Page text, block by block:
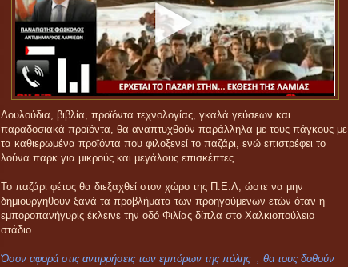
Λουλούδια, βιβλία, προϊόντα τεχνολογίας, γκαλά γεύσεων και
παραδοσιακά προϊόντα, θα αναπτυχθούν παράλληλα με τους πάγκους με
τα καθιερωμένα προϊόντα που φιλοξενεί το παζάρι, ενώ επιστρέφει το
λούνα παρκ για μικρούς και μεγάλους επισκέπτες.
Το παζάρι φέτος θα διεξαχθεί στον χώρο της Π.Ε.Λ, ώστε να μην
δημιουργηθούν ξανά τα προβλήματα των προηγούμενων ετών όταν η
εμποροπανήγυρις έκλεινε την οδό Φιλίας δίπλα στο Χαλκιοπούλειο
στάδιο.
Όσον αφορά στις αντιρρήσεις των εμπόρων της πόλης , θα τους δοθούν